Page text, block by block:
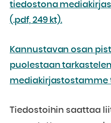
tiedostona
(.pdf, 249 kt).
Kannustavan osan
puolestaan
mediakirjastostamme
Tiedostoihin saattaa